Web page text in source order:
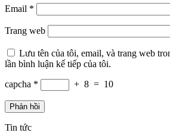
Email *
Trang web
Lưu tên của tôi, email, và trang web
lần bình luận kế tiếp của tôi.
capcha * + 8 = 10
Tin tức